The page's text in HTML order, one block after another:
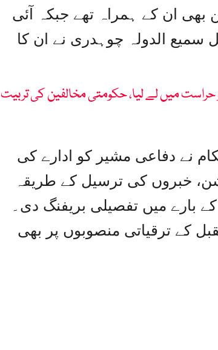
ان کے ہمراہ تھے جبکہ آئی
سمیع الدولہ چوہدری نے ان کا
میں لے لیا، حکومتی مخالفین کی تربیت
نے دفاعی مشیر کو ادارے کی
خبروں کی ترسیل کے طریقہ
بارے میں تفصیلی بریفنگ دی۔
کے ترقیاتی منصوبوں پر بھی